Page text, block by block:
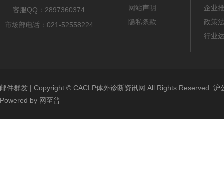
客服QQ：2897360374
市场部电话：021-52558224
网站声明
隐私条款
企业
政策
行业
邮件群发 | Copyright © CACLP体外诊断资讯网 All Rights Reserved. 沪
Powered by 网至普